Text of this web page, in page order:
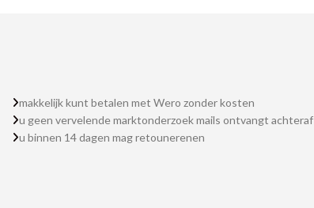
makkelijk kunt betalen met Wero zonder kosten
u geen vervelende marktonderzoek mails ontvangt achteraf
u binnen 14 dagen mag retounerenen